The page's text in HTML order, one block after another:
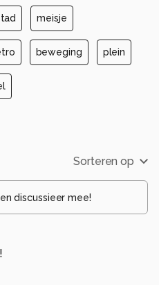
meisje
beweging plein
Sorteren op
en discussieer mee!